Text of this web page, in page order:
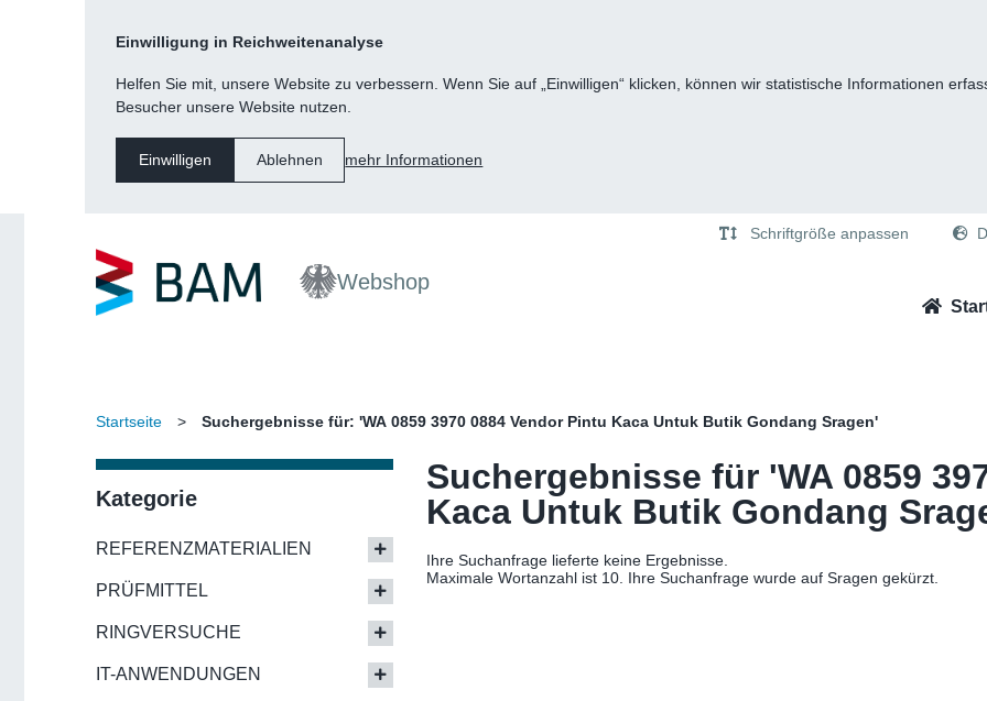
Einwilligung in Reichweitenanalyse
Helfen Sie mit, unsere Website zu verbessern. Wenn Sie auf „Einwilligen“ klicken, können wir statistische Informationen
Besucher unsere Website nutzen.
Einwilligen Ablehnen mehr Informationen
Kategorie
Fußzeile
Webshop
Schriftgröße anpassen
Startseite > Suchergebnisse für: 'WA 0859 3970 0884 Vendor Pintu Kaca Untuk Butik Gondang Sragen'
Kategorie
REFERENZMATERIALIEN
PRÜFMITTEL
RINGVERSUCHE
IT-ANWENDUNGEN
Suchergebnisse für 'WA 0859
Kaca Untuk Butik Gondang
Ihre Suchanfrage lieferte keine Ergebnisse.
Maximale Wortanzahl ist 10. Ihre Suchanfrage wurde auf Sragen gekürzt.